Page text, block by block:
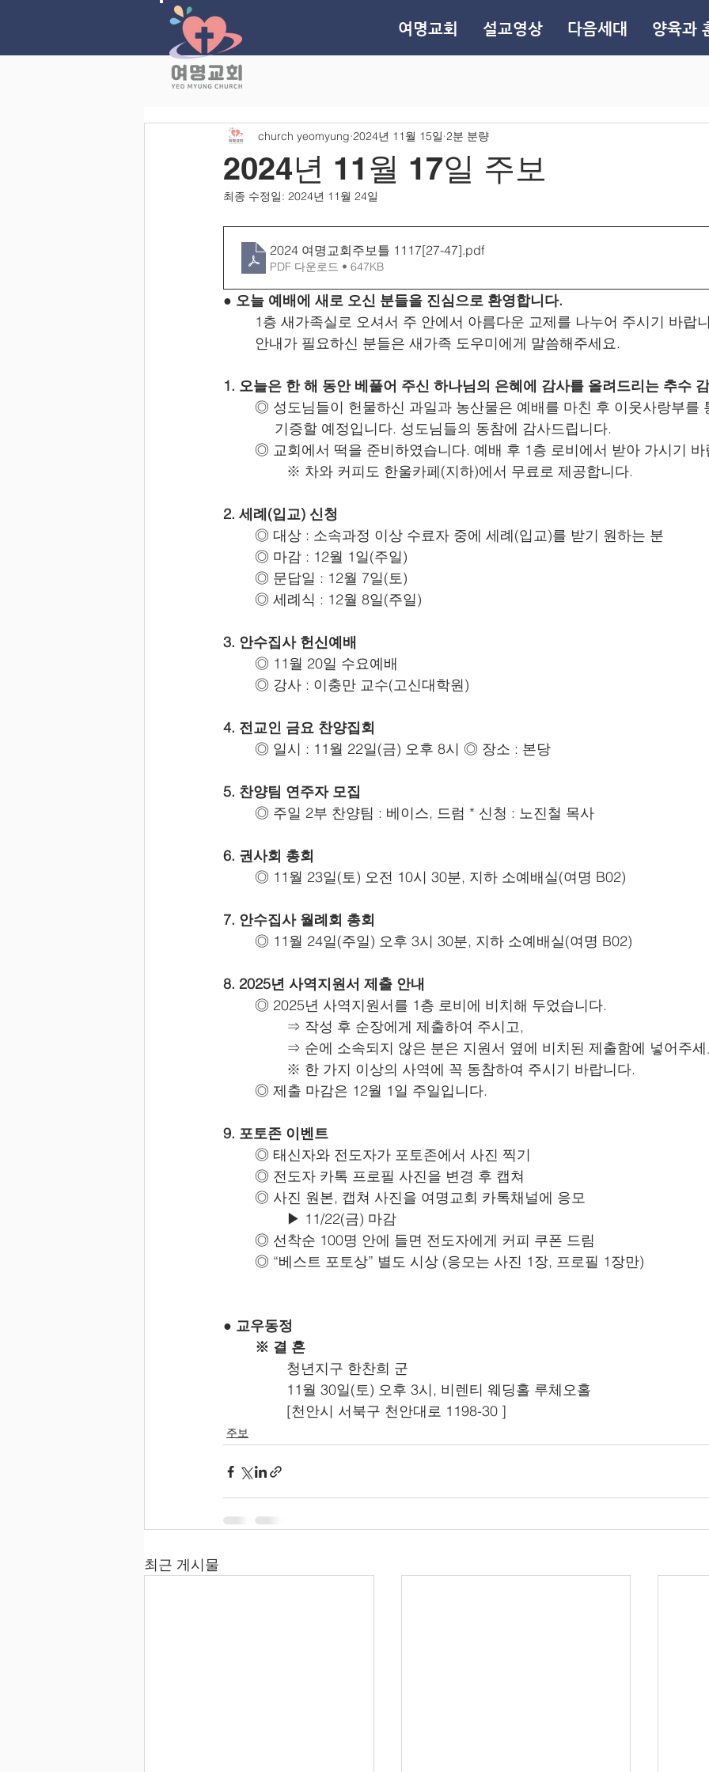
여명교회 설교영상 다음세대 양육과
2024년 11월 17일 주보
church yeomyung 2024년 11월 15일 2분 분량
최종 수정일: 2024년 11월 24일
2024 여명교회주보틀 1117[27-47].pdf
PDF 다운로드 • 647KB
● 오늘 예배에 새로 오신 분들을 진심으로 환영합니다.
1층 새가족실로 오셔서 주 안에서 아름다운 교제를 나누어 주시기 바랍
	안내가 필요하신 분들은 새가족 도우미에게 말씀해주세요.
1. 오늘은 한 해 동안 베풀어 주신 하나님의 은혜에 감사를 올려드리는 추수
◎ 성도님들이 헌물하신 과일과 농산물은 예배를 마친 후 이웃사랑부를
	     기증할 예정입니다. 성도님들의 동참에 감사드립니다.
◎ 교회에서 떡을 준비하였습니다. 예배 후 1층 로비에서 받아 가시기
		※ 차와 커피도 한울카페(지하)에서 무료로 제공합니다.
2. 세례(입교) 신청
	◎ 대상 : 소속과정 이상 수료자 중에 세례(입교)를 받기 원하는 분
	◎ 마감 : 12월 1일(주일)
	◎ 문답일 : 12월 7일(토)
	◎ 세례식 : 12월 8일(주일)
3. 안수집사 헌신예배
	◎ 11월 20일 수요예배
	◎ 강사 : 이충만 교수(고신대학원)
4. 전교인 금요 찬양집회
	◎ 일시 : 11월 22일(금) 오후 8시 ◎ 장소 : 본당
5. 찬양팀 연주자 모집
	◎ 주일 2부 찬양팀 : 베이스, 드럼 * 신청 : 노진철 목사
6. 권사회 총회
	◎ 11월 23일(토) 오전 10시 30분, 지하 소예배실(여명 B02)
7. 안수집사 월례회 총회
	◎ 11월 24일(주일) 오후 3시 30분, 지하 소예배실(여명 B02)
8. 2025년 사역지원서 제출 안내
	◎ 2025년 사역지원서를 1층 로비에 비치해 두었습니다.
		⇒ 작성 후 순장에게 제출하여 주시고,
⇒ 순에 소속되지 않은 분은 지원서 옆에 비치된 제출함에 넣어주세
		※ 한 가지 이상의 사역에 꼭 동참하여 주시기 바랍니다.
	◎ 제출 마감은 12월 1일 주일입니다.
9. 포토존 이벤트
	◎ 태신자와 전도자가 포토존에서 사진 찍기
	◎ 전도자 카톡 프로필 사진을 변경 후 캡쳐
	◎ 사진 원본, 캡쳐 사진을 여명교회 카톡채널에 응모
		▶ 11/22(금) 마감
	◎ 선착순 100명 안에 들면 전도자에게 커피 쿠폰 드림
	◎ “베스트 포토상” 별도 시상 (응모는 사진 1장, 프로필 1장만)
● 교우동정
	※ 결 혼
청년지구 한찬희 군
		11월 30일(토) 오후 3시, 비렌티 웨딩홀 루체오홀
		[천안시 서북구 천안대로 1198-30 ]
주보
최근 게시물